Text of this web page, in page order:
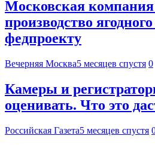
Московская
производство
федпроекту
Вечерняя Москва5 месяцев спустя 0
Камеры и
оценивать. Что это
Российская Газета5 месяцев спустя